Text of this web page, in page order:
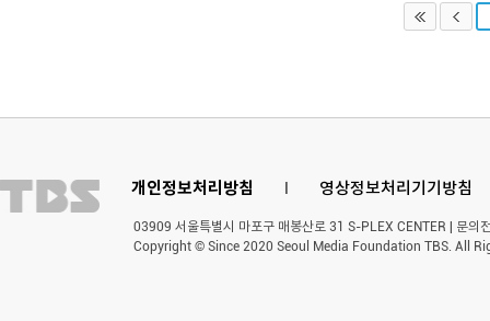
개인정보처리방침 l 영상정보처리기기방침
03909 서울특별시 마포구 매봉산로 31 S-PLEX CENTER | 문
Copyright © Since 2020 Seoul Media Foundation TBS. All